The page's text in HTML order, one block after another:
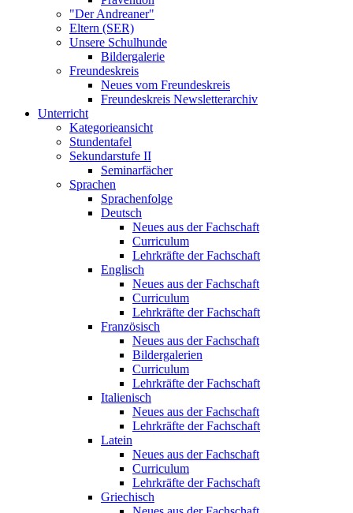
"Der Andreaner"
Eltern (SER)
Unsere Schulhunde
Bildergalerie
Freundeskreis
Neues vom Freundeskreis
Freundeskreis Newsletterarchiv
Unterricht
Kategorieansicht
Stundentafel
Sekundarstufe II
Seminarfächer
Sprachen
Sprachenfolge
Deutsch
Neues aus der Fachschaft
Curriculum
Lehrkräfte der Fachschaft
Englisch
Neues aus der Fachschaft
Curriculum
Lehrkräfte der Fachschaft
Französisch
Neues aus der Fachschaft
Bildergalerien
Curriculum
Lehrkräfte der Fachschaft
Italienisch
Neues aus der Fachschaft
Lehrkräfte der Fachschaft
Latein
Neues aus der Fachschaft
Curriculum
Lehrkräfte der Fachschaft
Griechisch